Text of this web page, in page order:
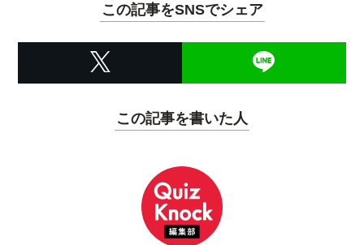
この記事をSNSでシェア
この記事を書いた人